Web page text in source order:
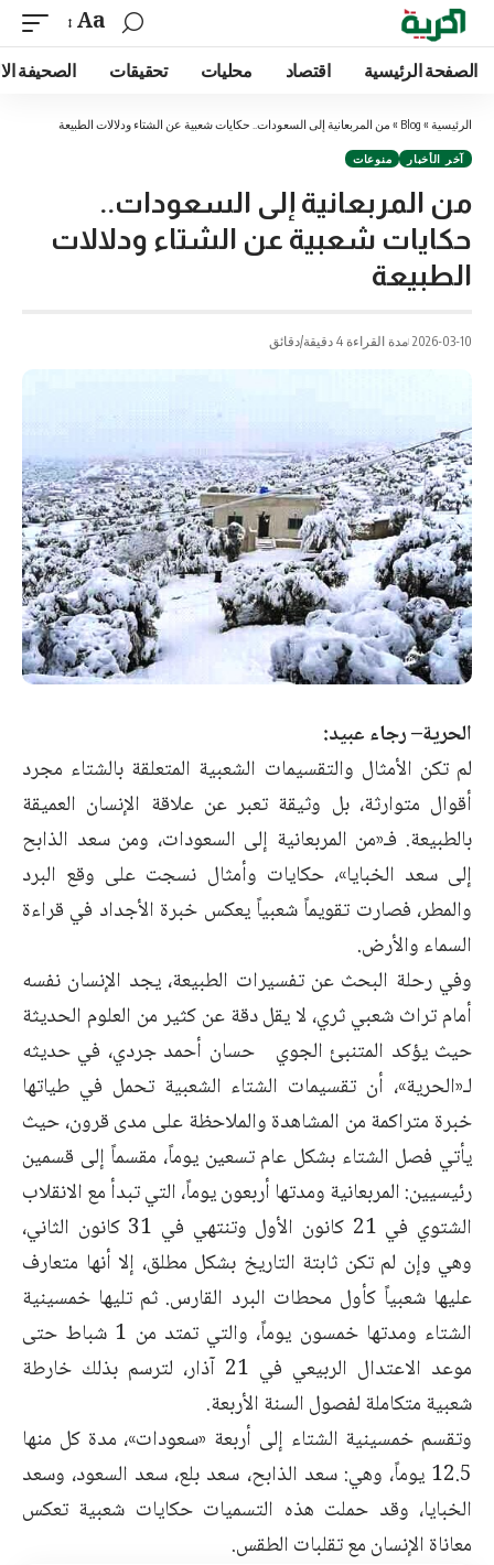
Aa
الصفحة الرئيسية اقتصاد محليات تحقيقات الصحيفة
الرئيسية »
Blog
» من المربعانية إلى السعودات.. حكايات شعبية عن الشتاء ودلالات الطبيعة
آخر الأخبار منوعات
من المربعانية إلى السعودات..
حكايات شعبية عن الشتاء ودلالات
الطبيعة
2026-03-10 مدة القراءة 4 دقيقة/دقائق
الحرية– رجاء عبيد:
لم تكن الأمثال والتقسيمات الشعبية المتعلقة بالشتاء مجرد
أقوال متوارثة، بل وثيقة تعبر عن علاقة الإنسان العميقة
بالطبيعة. فـ«من المربعانية إلى السعودات، ومن سعد الذابح
إلى سعد الخبايا»، حكايات وأمثال نسجت على وقع البرد
والمطر، فصارت تقويماً شعبياً يعكس خبرة الأجداد في قراءة
السماء والأرض.
وفي رحلة البحث عن تفسيرات الطبيعة، يجد الإنسان نفسه
أمام تراث شعبي ثري، لا يقل دقة عن كثير من العلوم الحديثة
حيث يؤكد المتنبئ الجوي حسان أحمد جردي، في حديثه
لـ«الحرية»، أن تقسيمات الشتاء الشعبية تحمل في طياتها
خبرة متراكمة من المشاهدة والملاحظة على مدى قرون، حيث
يأتي فصل الشتاء بشكل عام تسعين يوماً، مقسماً إلى قسمين
رئيسيين: المربعانية ومدتها أربعون يوماً، التي تبدأ مع الانقلاب
الشتوي في 21 كانون الأول وتنتهي في 31 كانون الثاني،
وهي وإن لم تكن ثابتة التاريخ بشكل مطلق، إلا أنها متعارف
عليها شعبياً كأول محطات البرد القارس. ثم تليها خمسينية
الشتاء ومدتها خمسون يوماً، والتي تمتد من 1 شباط حتى
موعد الاعتدال الربيعي في 21 آذار، لترسم بذلك خارطة
شعبية متكاملة لفصول السنة الأربعة.
وتقسم خمسينية الشتاء إلى أربعة «سعودات»، مدة كل منها
12.5 يوماً، وهي: سعد الذابح، سعد بلع، سعد السعود، وسعد
الخبايا، وقد حملت هذه التسميات حكايات شعبية تعكس
معاناة الإنسان مع تقلبات الطقس.